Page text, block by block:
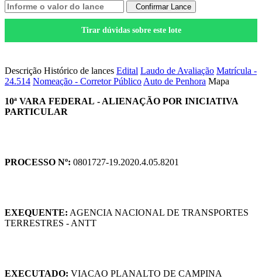
Confirmar Lance
Tirar dúvidas sobre este lote
Descrição Histórico de lances Edital Laudo de Avaliação Matrícula -
24.514 Nomeação - Corretor Público Auto de Penhora Mapa
10ª VARA FEDERAL - ALIENAÇÃO POR INICIATIVA
PARTICULAR
PROCESSO Nº: 0801727-19.2020.4.05.8201
EXEQUENTE: AGENCIA NACIONAL DE TRANSPORTES
TERRESTRES - ANTT
EXECUTADO: VIACAO PLANALTO DE CAMPINA